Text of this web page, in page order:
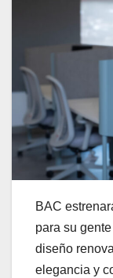
BAC
para su
diseño
elegancia y